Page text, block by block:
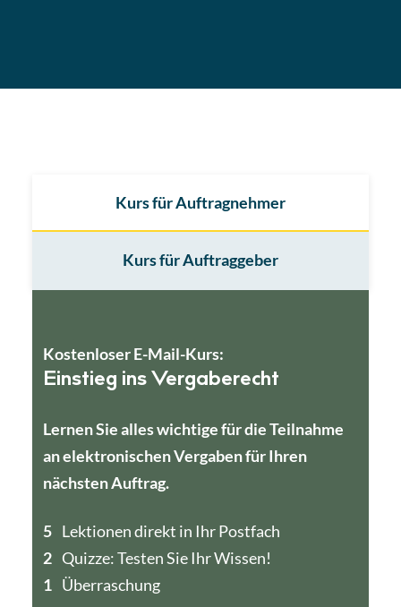
Kurs für Auftragnehmer
Kurs für Auftraggeber
Kostenloser E-Mail-Kurs:
Einstieg ins Vergaberecht
Lernen Sie alles wichtige für die Teilnahme
an elektronischen Vergaben für Ihren
nächsten Auftrag.
5 Lektionen direkt in Ihr Postfach
2 Quizze: Testen Sie Ihr Wissen!
1 Überraschung
4
1